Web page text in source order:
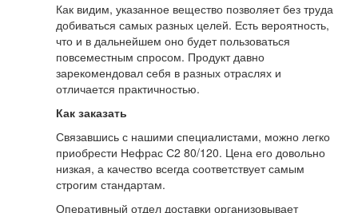
Как видим, указанное вещество позволяет без труда
добиваться самых разных целей. Есть вероятность,
что и в дальнейшем оно будет пользоваться
повсеместным спросом. Продукт давно
зарекомендовал себя в разных отраслях и
отличается практичностью.
Как заказать
Связавшись с нашими специалистами, можно легко
приобрести Нефрас С2 80/120. Цена его довольно
низкая, а качество всегда соответствует самым
строгим стандартам.
Оперативный отдел доставки организовывает